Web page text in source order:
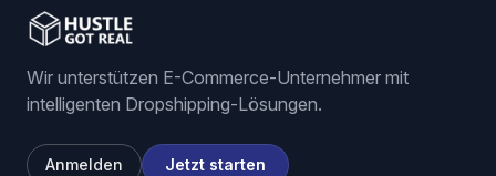
Wir unterstützen E-Commerce-Unternehmer mit
intelligenten Dropshipping-Lösungen.
Anmelden Jetzt starten